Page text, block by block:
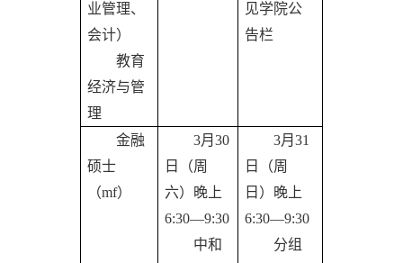
业管理、
会计）
教育
经济与管
理
见学院公
告栏
金融
硕士
（mf）
3月30
日（周
六）晚上
6:30—9:30
中和
3月31
日（周
日）晚上
6:30—9:30
分组